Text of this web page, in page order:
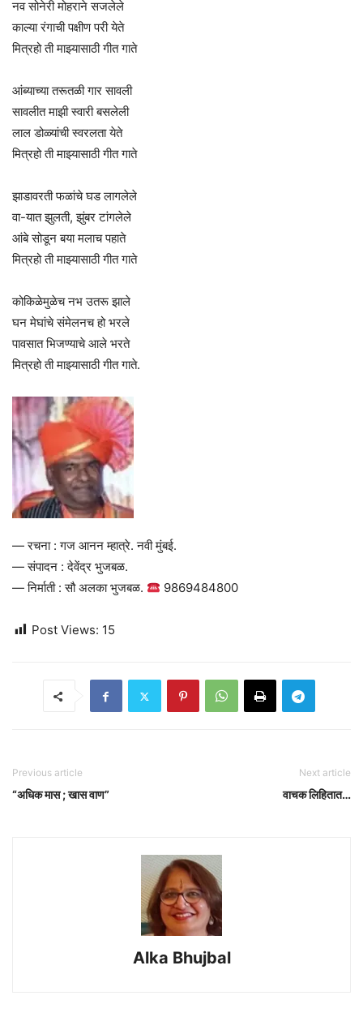
नव सोनेरी मोहराने सजलेले
काल्या रंगाची पक्षीण परी येते
मित्रहो ती माझ्यासाठी गीत गाते
आंब्याच्या तरूतळी गार सावली
सावलीत माझी स्वारी बसलेली
लाल डोळ्यांची स्वरलता येते
मित्रहो ती माझ्यासाठी गीत गाते
झाडावरती फळांचे घड लागलेले
वा-यात झुलती, झुंबर टांगलेले
आंबे सोडून बया मलाच पहाते
मित्रहो ती माझ्यासाठी गीत गाते
कोकिळेमुळेच नभ उतरू झाले
घन मेघांचे संमेलनच हो भरले
पावसात भिजण्याचे आले भरते
मित्रहो ती माझ्यासाठी गीत गाते.
— रचना : गज आनन म्हात्रे. नवी मुंबई.
— संपादन : देवेंद्र भुजबळ.
— निर्माती : सौ अलका भुजबळ.
9869484800
Post Views: 15
Previous article
“अधिक मास ; खास वाण”
Next article
वाचक लिहितात…
Alka Bhujbal